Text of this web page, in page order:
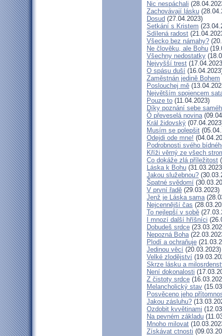
Nic nespáchali
Zachovávají lásku
Dosud (27.04.2023)
Setkání s Kristem
Sdílená radost
Všecko bez námahy?
Ne člověku, ale Bohu
Všechny nedostatky
Nejvyšší trest
O spásu duší
Zaměstnán jedině Bohem
Poslouchej mě
Největším spojencem
Pouze to (11.04.2023)
Díky poznání sebe
Ó převeselá novina
Král židovský
Musím se polepšit
Odejdi ode mne!
Podrobnosti svého
Kříži věrný ze všech
Co dokáže zlá příležitost
Láska k Bohu
Jakou služebnou?
Špatné svědomí
V první řadě (29.03.2023)
Jenž je Láska sama
Nejcennější čas
To nejlepší v sobě
I mnozí další hříšníci
Dobudeš srdce
Nepozná Boha
Plodí a ochraňuje
Jedinou věcí (20.03.2023)
Velké zlodějství
Skrze lásku a
Není dokonalosti
Z čistoty srdce
Melancholický stav
Posvěceno jeho
Jakou zásluhu?
Ozdobit kvvětinami
Na pevném základu
Mnoho milovat
Získávat ctnosti